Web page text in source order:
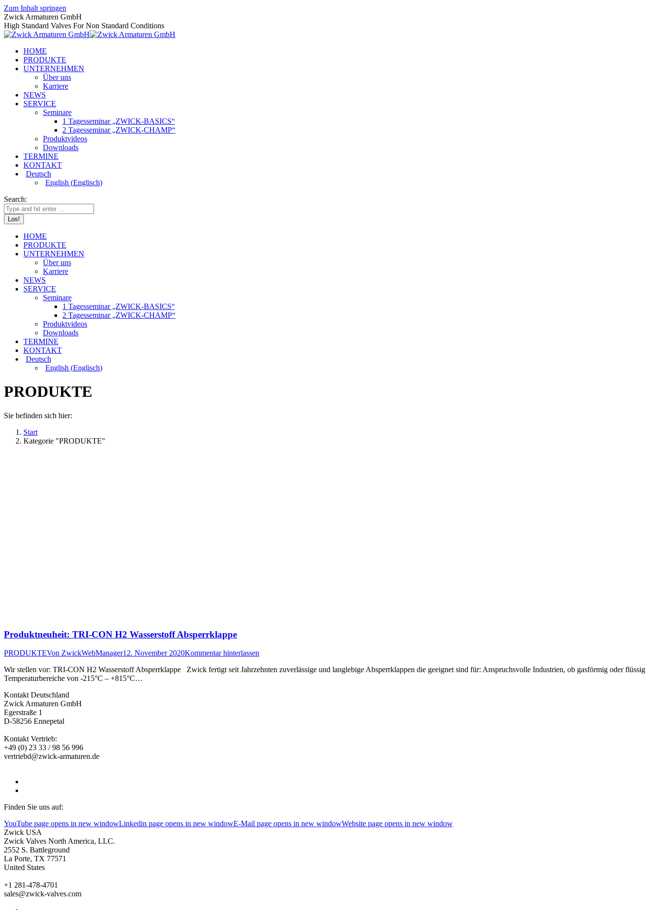
Zum Inhalt springen
Zwick Armaturen GmbH
High Standard Valves For Non Standard Conditions
HOME
PRODUKTE
UNTERNEHMEN
Über uns
Karriere
NEWS
SERVICE
Seminare
1 Tagesseminar „ZWICK-BASICS“
2 Tagesseminar „ZWICK-CHAMP“
Produktvideos
Downloads
TERMINE
KONTAKT
Deutsch
English (Englisch)
Search:
HOME
PRODUKTE
UNTERNEHMEN
Über uns
Karriere
NEWS
SERVICE
Seminare
1 Tagesseminar „ZWICK-BASICS“
2 Tagesseminar „ZWICK-CHAMP“
Produktvideos
Downloads
TERMINE
KONTAKT
Deutsch
English (Englisch)
PRODUKTE
Sie befinden sich hier:
Start
Kategorie "PRODUKTE"
Produktneuheit: TRI-CON H2 Wasserstoff Absperrklappe
PRODUKTEVon ZwickWebManager12. November 2020Kommentar hinterlassen
Wir stellen vor: TRI-CON H2 Wasserstoff Absperrklappe Zwick fertigt seit Jahrzehnten zuverlässige und langlebige Absperrklappen die geeignet sind für: Anspruchsvolle Industrien, ob gasförmig oder flüssig
Temperaturbereiche von -215°C – +815°C…
Kontakt Deutschland
Zwick Armaturen GmbH
Egerstraße 1
D-58256 Ennepetal
Kontakt Vertrieb:
+49 (0) 23 33 / 98 56 996
vertriebd@zwick-armaturen.de
Finden Sie uns auf:
YouTube page opens in new windowLinkedin page opens in new windowE-Mail page opens in new windowWebsite page opens in new window
Zwick USA
Zwick Valves North America, LLC.
2552 S. Battleground
La Porte, TX 77571
United States
+1 281-478-4701
sales@zwick-valves.com